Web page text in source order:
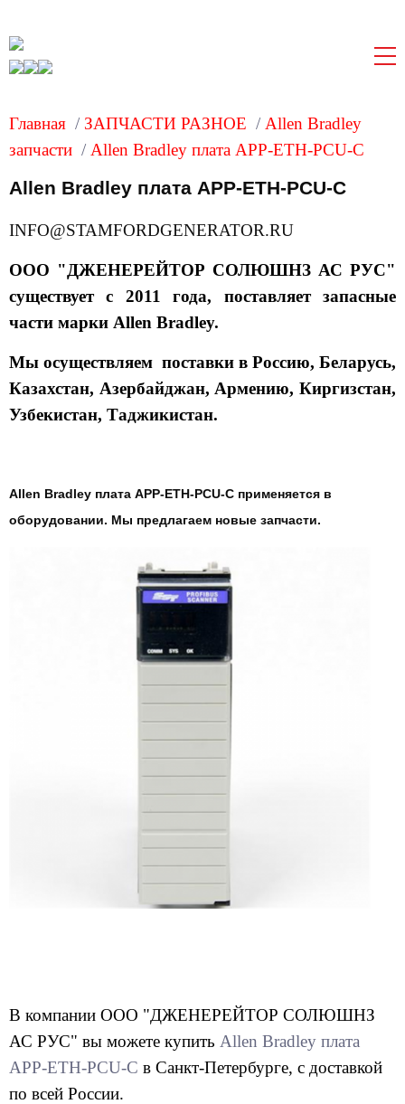
Главная / ЗАПЧАСТИ РАЗНОЕ / Allen Bradley
запчасти / Allen Bradley плата APP-ETH-PCU-C
Allen Bradley плата APP-ETH-PCU-C
INFO@STAMFORDGENERATOR.RU
ООО "ДЖЕНЕРЕЙТОР СОЛЮШНЗ АС РУС"
существует с 2011 года, поставляет запасные
части марки Allen Bradley.
Мы осуществляем поставки в Россию, Беларусь,
Казахстан, Азербайджан, Армению, Киргизстан,
Узбекистан, Таджикистан.
Allen Bradley плата APP-ETH-PCU-C применяется в
оборудовании. Мы предлагаем новые запчасти.
В компании ООО "ДЖЕНЕРЕЙТОР СОЛЮШНЗ
АС РУС" вы можете купить Allen Bradley плата
APP-ETH-PCU-C в Санкт-Петербурге, с доставкой
по всей России.